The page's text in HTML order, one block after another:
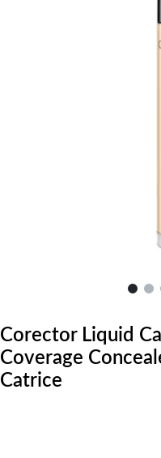
Corector Liquid
Coverage
Catrice